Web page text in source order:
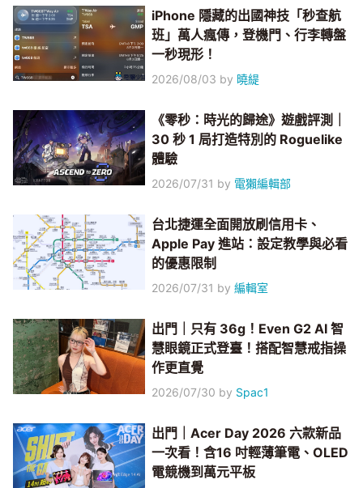
iPhone 隱藏的出國神技「秒查航
班」萬人瘋傳，登機門、行李轉盤
一秒現形！
2026/08/03 by 曉緹
《零秒：時光的歸途》遊戲評測｜
30 秒 1 局打造特別的 Roguelike
體驗
2026/07/31 by 電獺編輯部
台北捷運全面開放刷信用卡、
Apple Pay 進站：設定教學與必看
的優惠限制
2026/07/31 by編輯室
出門｜只有 36g！Even G2 AI 智
慧眼鏡正式登臺！搭配智慧戒指操
作更直覺
2026/07/30 by Spac1
出門｜Acer Day 2026 六款新品
一次看！含16 吋輕薄筆電、OLED
電競機到萬元平板